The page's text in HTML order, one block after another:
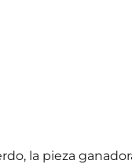
la pieza